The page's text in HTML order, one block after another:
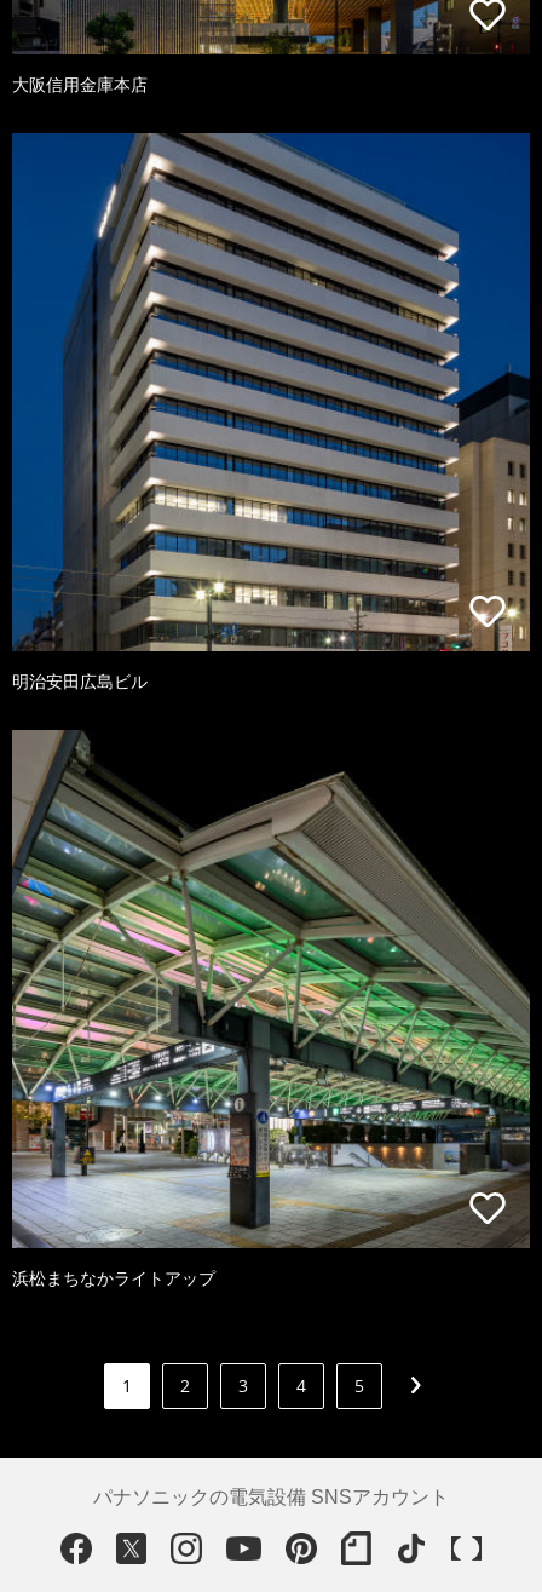
大阪信用金庫本店
明治安田広島ビル
浜松まちなかライトアップ
1 2 3 4 5
パナソニックの電気設備 SNSアカウント